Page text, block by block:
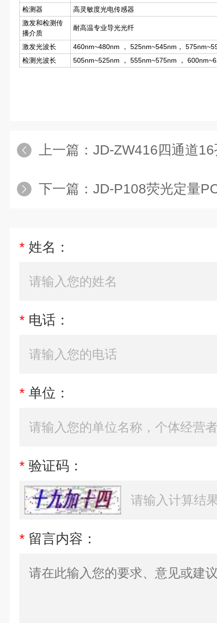
检测器
高灵敏度光电传感器
激发和检测传
播介质
耐高温专业导光光纤
激发光波长
460nm~480nm ， 525nm~545nm，
检测光波长
505nm~525nm ， 555nm~575nm ，
上一篇： JD-ZW416四通道
下一篇： JD-P108荧光定量
* 姓名：
* 电话：
* 单位：
* 验证码：
* 留言内容：